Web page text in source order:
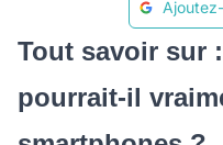
Tout savoir sur
pourrait-il